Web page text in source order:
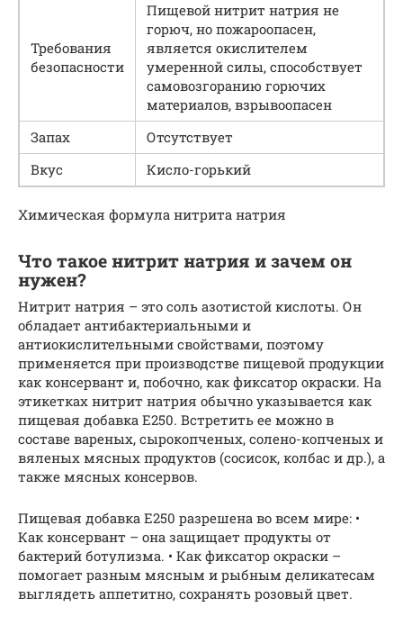
Требования
безопасности
Пищевой нитрит натрия не
горюч, но пожароопасен,
является окислителем
умеренной силы, способствует
самовозгоранию горючих
материалов, взрывоопасен
Запах
Отсутствует
Вкус
Кисло-горький
Химическая формула нитрита натрия
Что такое нитрит натрия и зачем он
нужен?
Нитрит натрия – это соль азотистой кислоты. Он
обладает антибактериальными и
антиокислительными свойствами, поэтому
применяется при производстве пищевой продукции
как консервант и, побочно, как фиксатор окраски. На
этикетках нитрит натрия обычно указывается как
пищевая добавка Е250. Встретить ее можно в
составе вареных, сырокопченых, солено-копченых и
вяленых мясных продуктов (сосисок, колбас и др.), а
также мясных консервов.
Пищевая добавка Е250 разрешена во всем мире: •
Как консервант – она защищает продукты от
бактерий ботулизма. • Как фиксатор окраски –
помогает разным мясным и рыбным деликатесам
выглядеть аппетитно, сохранять розовый цвет.